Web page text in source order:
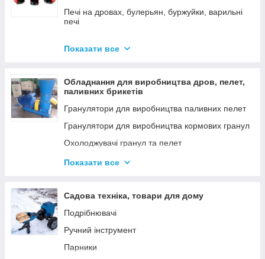
Печі на дровах, булерьян, буржуйки, варильні
печі
Котли електричні
Газові котли
Аксесуари для твердопаливних котлів
Показати все
Обладнання для виробництва дров, пелет,
паливних брикетів
Гранулятори для виробництва паливних пелет
Гранулятори для виробництва кормових гранул
Охолоджувачі гранул та пелет
Подрібнювачі
Дровоколи
Показати все
Садова техніка, товари для дому
Подрібнювачі
Ручний інструмент
Парники